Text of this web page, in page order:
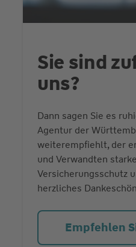
Sie sind
uns?
Dann sagen Sie es
Agentur der
weiterempfiehlt, der
und Verwandten
Versicherungsschutz
herzliches
Empfehlen